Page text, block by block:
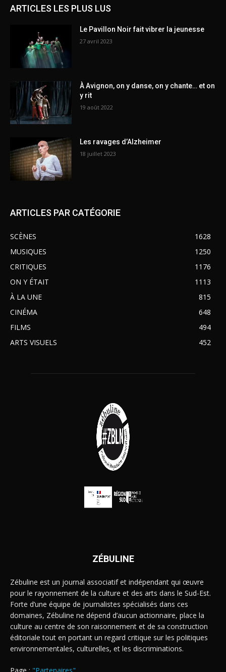
ARTICLES LES PLUS LUS
Le Pavillon Noir fait vibrer la jeunesse
27 avril 2023
À Avignon, on y danse, on y chante… et on
y rit
19 août 2022
Les ravages d’Alzheimer
18 juillet 2023
ARTICLES PAR CATÉGORIE
SCÈNES
1628
MUSIQUES
1250
CRITIQUES
1176
ON Y ÉTAIT
1113
À LA UNE
815
CINÉMA
648
FILMS
494
ARTS VISUELS
452
ZÉBULINE
Zébuline est un journal associatif et indépendant qui œuvre
pour le rayonnement de la culture et des arts dans le Sud-Est.
Forte d’une équipe de journalistes spécialisés dans ces
domaines, Zébuline ne dépend d’aucun actionnaire, place la
culture au centre de son raisonnement et de sa construction
éditoriale tout en portant un regard critique sur les politiques
environnementales, culturelles, et les discriminations.